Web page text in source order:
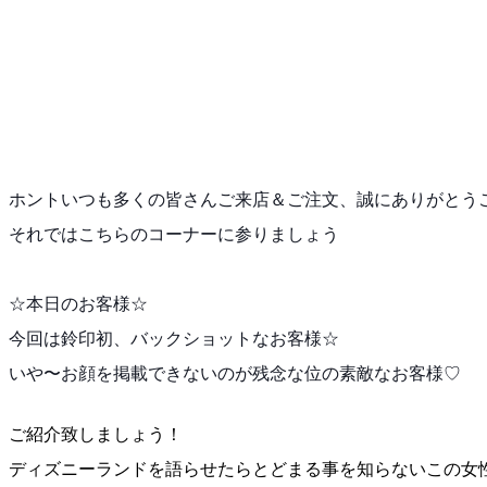
ホントいつも多くの皆さんご来店＆ご注文、誠にありがと う
それではこちらのコーナーに参りましょう
☆本日のお客様☆
今回は鈴印初、バックショットなお客様☆
いや〜お顔を掲載できないのが残念な位の素敵なお客様♡
ご紹介致しましょう！
ディズニーランドを語らせたらとどまる事を知らないこの女